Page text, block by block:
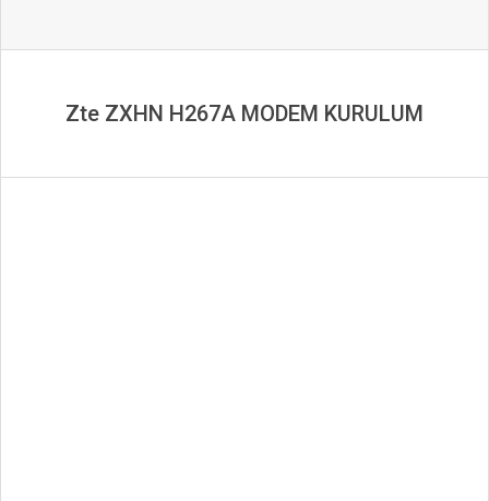
Zte ZXHN H267A MODEM KURULUM